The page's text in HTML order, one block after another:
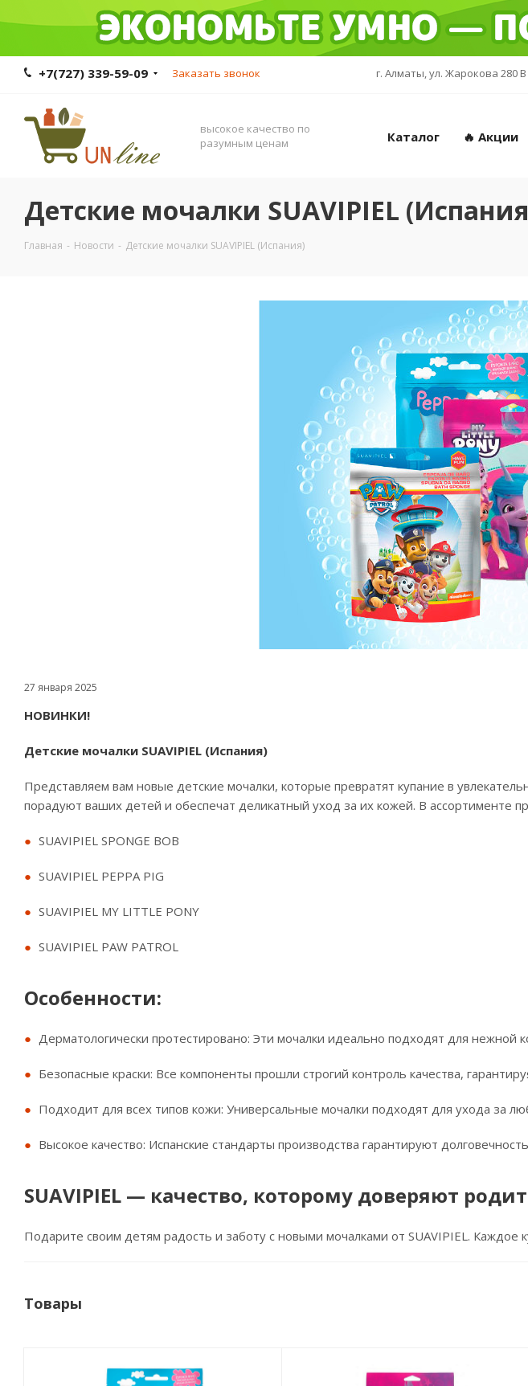
+7(727) 339-59-09 Заказать звонок г. Алматы, ул. Жарокова 280 В
высокое качество по
разумным ценам
Каталог 🔥 Акции
Детские мочалки SUAVIPIEL
Главная - Новости - Детские мочалки SUAVIPIEL (Испания)
27 января 2025
НОВИНКИ!
Детские мочалки SUAVIPIEL (Испания)
Представляем вам новые детские мочалки, которые превратят купание в
порадуют ваших детей и обеспечат деликатный уход за их кожей. В ассортименте
SUAVIPIEL SPONGE BOB
SUAVIPIEL PEPPA PIG
SUAVIPIEL MY LITTLE PONY
SUAVIPIEL PAW PATROL
Особенности:
Дерматологически протестировано: Эти мочалки идеально подходят для
Безопасные краски: Все компоненты прошли строгий контроль качества,
Подходит для всех типов кожи: Универсальные мочалки подходят для ухода за
Высокое качество: Испанские стандарты производства гарантируют
SUAVIPIEL — качество, которому доверяют
Подарите своим детям радость и заботу с новыми мочалками от SUAVIPIEL. Каждое
Товары